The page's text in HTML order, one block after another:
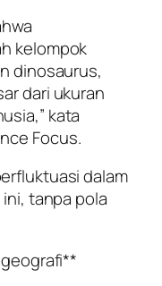
kelompok
dinosaurus,
dari ukuran
kata
Focus.
dalam
tanpa pola